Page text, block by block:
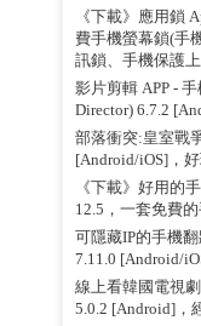
《下載》應用鎖
費手機螢幕鎖(手
訊鎖、手機保護
影片剪輯 APP -
Director) 6.7.2
部落衝突:皇室戰
[Android/iOS]，
《下載》好用的
12.5，一套免費
可隱藏IP的手機翻
7.11.0 [Android/
線上看韓國電視
5.0.2 [Android]，